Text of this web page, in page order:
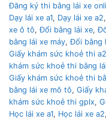
Đăng ký thi bằng lái xe
Dạy lái xe a1, Dạy lái xe a2,
xe ô tô,Đổi bằng lái xe,
bằng lái xe máy,Đổi bằng
Giấy khám sức khoẻ thi a2
khám sức khoẻ thi bằng
Giấy khám sức khoẻ thi
bằng lái xe mô tô, Giấy
khám sức khoẻ thi gplx,
Học lái xe a1, Học lái xe a2,